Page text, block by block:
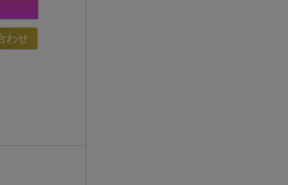
わせ